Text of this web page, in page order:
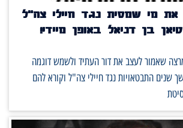
את מי שמסית נגד חיילי צה"ל
בן דניאל באופן מיידי!
שאמור לעצב את דור העתיד ולשמש דוגמה
שנים התבטאויות נגד חיילי צה"ל וקורא להם